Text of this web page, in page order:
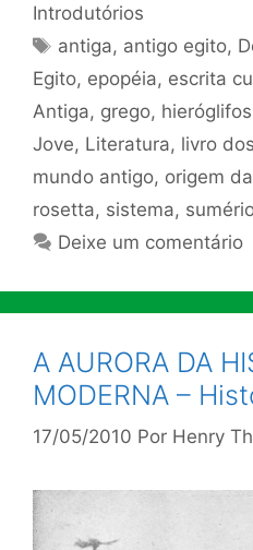
Introdutórios
Tags
antiga, antigo egito,
Egito, epopéia, escrita
Antiga, grego, hieróglifos
Jove, Literatura, livro
mundo antigo, origem
rosetta, sistema,
Deixe um comentário
A AURORA DA
MODERNA –
17/05/2010 Por Henry